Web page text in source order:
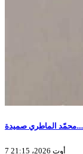
الماطري صميدة
7 أوت 2026، 21:15